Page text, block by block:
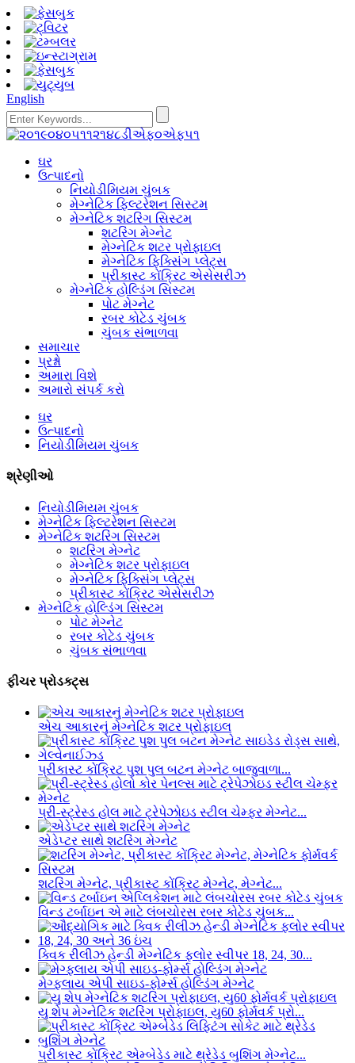
English
ઘર
ઉત્પાદનો
નિયોડીમિયમ ચુંબક
મેગ્નેટિક ફિલ્ટરેશન સિસ્ટમ
મેગ્નેટિક શટરિંગ સિસ્ટમ
શટરિંગ મેગ્નેટ
મેગ્નેટિક શટર પ્રોફાઇલ
મેગ્નેટિક ફિક્સિંગ પ્લેટ્સ
પ્રીકાસ્ટ કોંક્રિટ એસેસરીઝ
મેગ્નેટિક હોલ્ડિંગ સિસ્ટમ
પોટ મેગ્નેટ
રબર કોટેડ ચુંબક
ચુંબક સંભાળવા
સમાચાર
પ્રશ્નો
અમારા વિશે
અમારો સંપર્ક કરો
ઘર
ઉત્પાદનો
નિયોડીમિયમ ચુંબક
શ્રેણીઓ
નિયોડીમિયમ ચુંબક
મેગ્નેટિક ફિલ્ટરેશન સિસ્ટમ
મેગ્નેટિક શટરિંગ સિસ્ટમ
શટરિંગ મેગ્નેટ
મેગ્નેટિક શટર પ્રોફાઇલ
મેગ્નેટિક ફિક્સિંગ પ્લેટ્સ
પ્રીકાસ્ટ કોંક્રિટ એસેસરીઝ
મેગ્નેટિક હોલ્ડિંગ સિસ્ટમ
પોટ મેગ્નેટ
રબર કોટેડ ચુંબક
ચુંબક સંભાળવા
ફીચર પ્રોડક્ટ્સ
એચ આકારનું મેગ્નેટિક શટર પ્રોફાઇલ
પ્રીકાસ્ટ કોંક્રિટ પુશ પુલ બટન મેગ્નેટ બાજુવાળા...
પ્રી-સ્ટ્રેસ્ડ હોલ માટે ટ્રેપેઝોઇડ સ્ટીલ ચેમ્ફર મેગ્નેટ...
એડેપ્ટર સાથે શટરિંગ મેગ્નેટ
શટરિંગ મેગ્નેટ, પ્રીકાસ્ટ કોંક્રિટ મેગ્નેટ, મેગ્નેટ...
વિન્ડ ટર્બાઇન એ માટે લંબચોરસ રબર કોટેડ ચુંબક...
ક્વિક રીલીઝ હેન્ડી મેગ્નેટિક ફ્લોર સ્વીપર 18, 24, 30...
મેગ્ફ્લાય એપી સાઇડ-ફોર્મ્સ હોલ્ડિંગ મેગ્નેટ
યુ શેપ મેગ્નેટિક શટરિંગ પ્રોફાઇલ, યુ60 ફોર્મવર્ક પ્રો...
પ્રીકાસ્ટ કોંક્રિટ એમ્બેડેડ માટે થ્રેડેડ બુશિંગ મેગ્નેટ...